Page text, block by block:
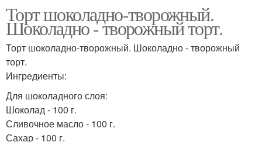
Торт шоколадно-творожный.
Шоколадно - творожный торт.
Торт шоколадно-творожный. Шоколадно - творожный
торт.
Ингредиенты:
Для шоколадного слоя:
Шоколад - 100 г.
Сливочное масло - 100 г.
Сахар - 100 г.